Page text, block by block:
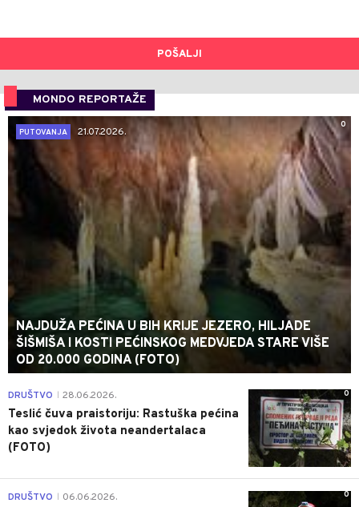
POŠALJI
MONDO REPORTAŽE
0
PUTOVANJA
21.07.2026.
NAJDUŽA PEĆINA U BIH KRIJE JEZERO, HILJADE
ŠIŠMIŠA I KOSTI PEĆINSKOG MEDVJEDA STARE VIŠE
OD 20.000 GODINA (FOTO)
0
DRUŠTVO 28.06.2026.
Teslić čuva praistoriju: Rastuška pećina
kao svjedok života neandertalaca
(FOTO)
0
DRUŠTVO 06.06.2026.